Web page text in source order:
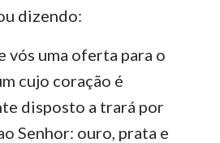
Zacarias
dizendo:
vós uma oferta para o
cujo coração é
disposto a trará por
Senhor: ouro, prata e